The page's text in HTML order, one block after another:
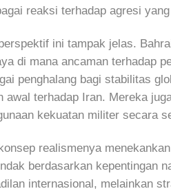
reaksi terhadap agresi
ini tampak jelas.
di mana ancaman terhadap
penghalang bagi stabilitas
terhadap Iran. Mereka
kekuatan militer secara
realismenya
berdasarkan kepentingan
internasional, melainkan